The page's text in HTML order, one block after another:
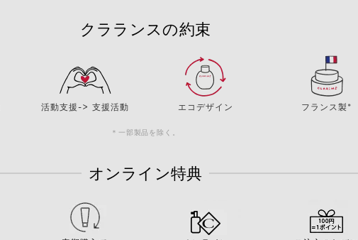
クラランスの約束
活動支援-> 支援活動 エコデザイン フランス製*
＊一部製品を除く。
オンライン特典